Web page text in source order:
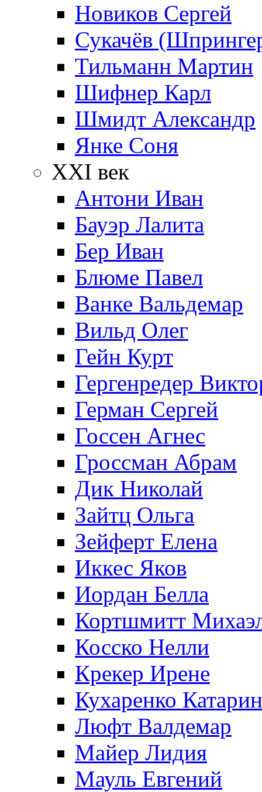
Новиков Сергей
Сукачёв
Тильманн Мартин
Шифнер Карл
Шмидт Александр
Янке Соня
XXI век
Антони Иван
Бауэр Лалита
Бер Иван
Блюме Павел
Ванке Вальдемар
Вильд Олег
Гейн Курт
Гергенредер
Герман Сергей
Госсен Агнес
Гроссман Абрам
Дик Николай
Зайтц Ольга
Зейферт Елена
Иккес Яков
Иордан Белла
Кортшмитт
Косско Нелли
Крекер Ирене
Кухаренко
Люфт Валдемaр
Майер Лидия
Мауль Евгений